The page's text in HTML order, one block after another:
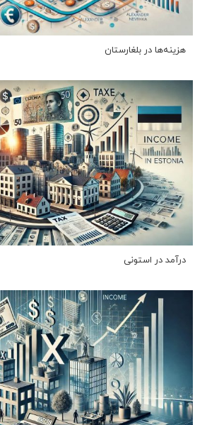
هزینه‌ها در بلغارستان
درآمد در استونی